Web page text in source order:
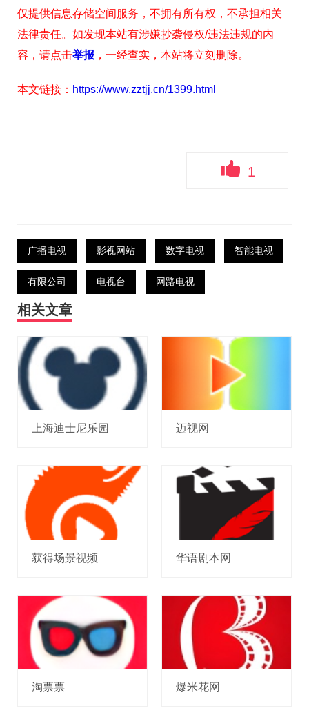
仅提供信息存储空间服务，不拥有所有权，不承担相关
法律责任。如发现本站有涉嫌抄袭侵权/违法违规的内
容，请点击举报 ，一经查实，本站将立刻删除。
本文链接： https://www.zztjj.cn/1399.html
1
广播电视 影视网站 数字电视 智能电视
有限公司 电视台 网路电视
相关文章
上海迪士尼乐园 迈视网
获得场景视频 华语剧本网
淘票票 爆米花网